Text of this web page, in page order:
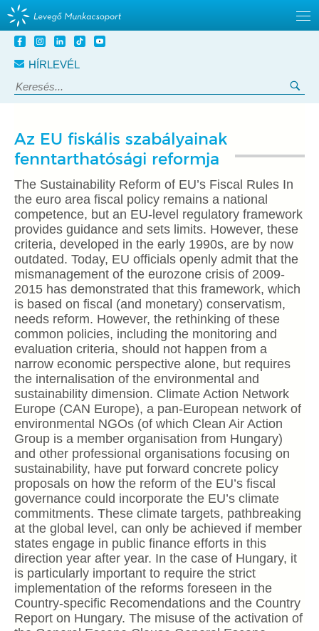
Tovább
tartalomra
HÍRLEVÉL
Keresés:
Az EU fiskális szabályainak
fenntarthatósági reformja
The Sustainability Reform of EU’s Fiscal Rules In
the euro area fiscal policy remains a national
competence, but an EU-level regulatory framework
provides guidance and sets limits. However, these
criteria, developed in the early 1990s, are by now
outdated. Today, EU officials openly admit that the
mismanagement of the eurozone crisis of 2009-
2015 has demonstrated that this framework, which
is based on fiscal (and monetary) conservatism,
needs reform. However, the rethinking of these
common policies, including the monitoring and
evaluation criteria, should not happen from a
narrow economic perspective alone, but requires
the internalisation of the environmental and
sustainability dimension. Climate Action Network
Europe (CAN Europe), a pan-European network of
environmental NGOs (of which Clean Air Action
Group is a member organisation from Hungary)
and other professional organisations focusing on
sustainability, have put forward concrete policy
proposals on how the reform of the EU’s fiscal
governance could incorporate the EU’s climate
commitments. These climate targets, pathbreaking
at the global level, can only be achieved if member
states engage in public finance efforts in this
direction year after year. In the case of Hungary, it
is particularly important to require the strict
implementation of the reforms foreseen in the
Country-specific Recomendations and the Country
Report on Hungary. The misuse of the activation of